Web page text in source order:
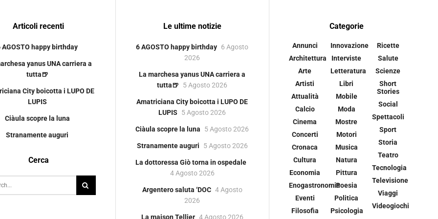
Articoli recenti
AGOSTO happy birthday
yanus UNA carriera a
tutta🍺
City boicotta i LUPO DE
LUPIS
Ciàula scopre la luna
Stranamente auguri
Cerca
Le ultime notizie
6 AGOSTO happy birthday 6 Agosto
2026
La marchesa yanus UNA carriera a
tutta🍺
5 Agosto 2026
Amatriciana City boicotta i LUPO DE
LUPIS
5 Agosto 2026
Ciàula scopre la luna 5 Agosto 2026
Stranamente auguri 5 Agosto 2026
La dottoressa Giò torna in ospedale
4 Agosto 2026
Argentero saluta ‘DOC 4 Agosto
2026
La maison Tellier 4 Agosto 2026
Categorie
Annunci
Architettura
Arte
Artisti
Attualità
Calcio
Cinema
Concerti
Cronaca
Cultura
Economia
Enogastronomia
Eventi
Filosofia
Innovazione
Interviste
Letteratura
Libri
Mobile
Moda
Mostre
Motori
Musica
Natura
Pittura
Poesia
Politica
Psicologia
Ricette
Salute
Scienze
Short
Stories
Social
Spettacoli
Sport
Storia
Teatro
Tecnologia
Televisione
Viaggi
Videogiochi